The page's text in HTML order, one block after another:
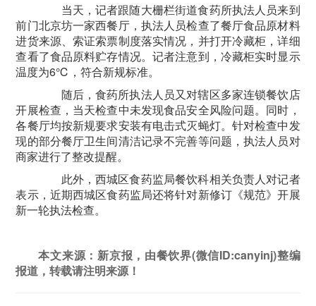
当天，记者跟随大栅栏街道食药所执法人员来到
前门北京坊一家西餐厅，执法人员检查了餐厅食品原材料
进货来源、索证索票制度落实情况，并打开冷藏柜，详细
查看了食品原料贮存情况。记者注意到，冷藏柜实时显示
温度为6℃，符合新规标准。
随后，食药所执法人员又对辖区多家连锁餐饮店
开展检查，当天检查中未发现食品安全风险问题。同时，
各餐厅均按新规要求安装有电击式灭蝇灯。针对检查中发
现的部分餐厅卫生间清洁记录不完善等问题，执法人员对
商家进行了整改提醒。
此外，西城区食药监局餐饮科相关负责人对记者
表示，近期西城区食药监局还将针对新修订《规范》开展
新一轮执法检查。
本文来源：新京报，由餐饮界(微信ID:canyinj)整编
报道，转载请注明来源！